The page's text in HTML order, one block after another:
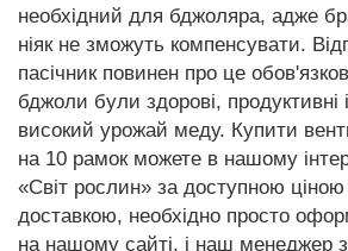
необхідний для бджоляра, адже
ніяк не зможуть компенсувати.
пасічник повинен про це
бджоли були здорові, продуктивні
високий урожай меду. Купити
на 10 рамок можете в нашому
«Світ рослин» за доступною
доставкою, необхідно просто
на нашому сайті, і наш менеджер